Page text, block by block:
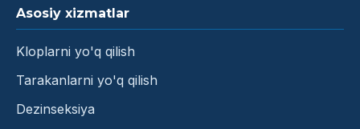
Asosiy xizmatlar
Kloplarni yo'q qilish
Tarakanlarni yo'q qilish
Dezinseksiya